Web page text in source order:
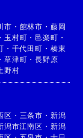
市 ・ 館林市 ・ 藤岡
・ 玉村町 ・邑楽町 ・
・ 千代田町 ・ 榛東
・ 草津町 ・長野原
上野村
区 ・ 三条市 ・ 新潟
潟市江南区 ・ 新潟